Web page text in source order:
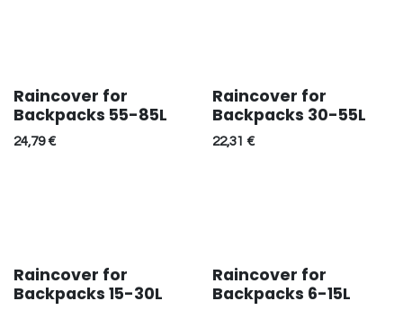
Raincover for
Backpacks 55-85L
24,79€
Raincover for
Backpacks 30-55L
22,31 €
Raincover for
Backpacks 15-30L
Raincover for
Backpacks 6-15L